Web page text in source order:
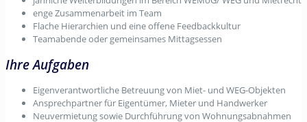
enge Zusammenarbeit im Team
Flache Hierarchien und eine offene Feedbackkultur
Teamabende oder gemeinsames Mittagsessen
Ihre Aufgaben
Eigenverantwortliche Betreuung von Miet- und WEG-Objekten
Ansprechpartner für Eigentümer, Mieter und Handwerker
Neuvermietung sowie Durchführung von Wohnungsabnahmen